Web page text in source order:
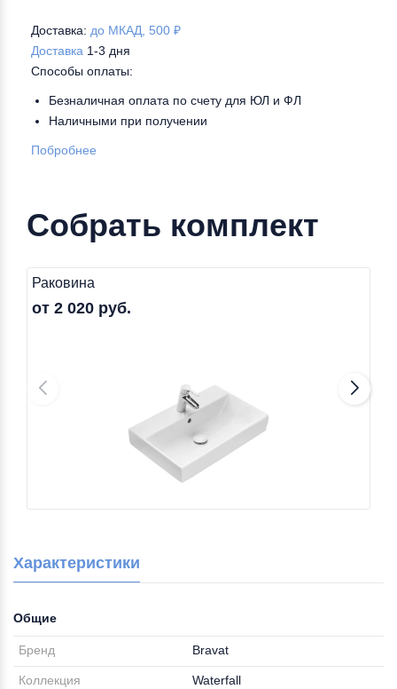
Доставка: до МКАД, 500 ₽
Доставка 1-3 дня
Способы оплаты:
Безналичная оплата по счету для ЮЛ и ФЛ
Наличными при получении
Побробнее
Собрать комплект
Раковина
от 2 020 руб.
Характеристики
Общие
Бренд Bravat
Коллекция Waterfall